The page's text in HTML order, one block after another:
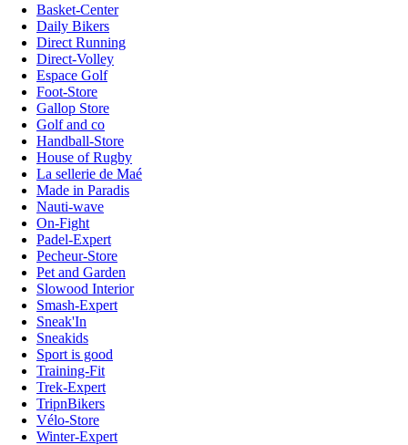
Basket-Center
Daily Bikers
Direct Running
Direct-Volley
Espace Golf
Foot-Store
Gallop Store
Golf and co
Handball-Store
House of Rugby
La sellerie de Maé
Made in Paradis
Nauti-wave
On-Fight
Padel-Expert
Pecheur-Store
Pet and Garden
Slowood Interior
Smash-Expert
Sneak'In
Sneakids
Sport is good
Training-Fit
Trek-Expert
TripnBikers
Vélo-Store
Winter-Expert